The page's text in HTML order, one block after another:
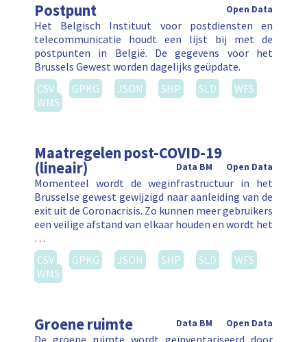
Postpunt Open Data
Het Belgisch Instituut voor postdiensten en
telecommunicatie houdt een lijst bij met de
postpunten in België. De gegevens voor het
Brussels Gewest worden dagelijks geüpdate.
CSV
GPKG JSON SHP SLD
WFS
WMS
Maatregelen post-COVID-19
(lineair) Open Data
Data BM
Momenteel wordt de weginfrastructuur in het
Brusselse gewest gewijzigd naar aanleiding van de
exit uit de Coronacrisis. Zo kunnen meer gebruikers
een veilige afstand van elkaar houden en wordt het
…
CSV
GPKG JSON SHP SLD
WFS
WMS
Groene ruimte Open Data
Data BM